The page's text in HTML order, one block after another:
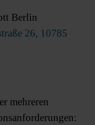
Berlin
26, 10785
mehreren